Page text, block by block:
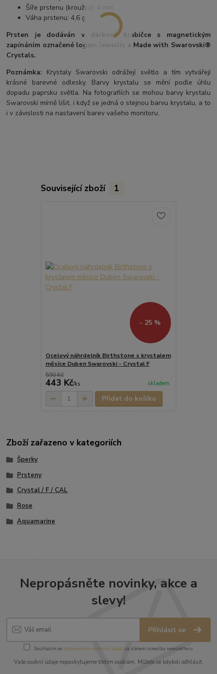
Šíře prstenu (kroužku): 4 mm
Váha prstenu: 4,6 g
Prsten je dodáván v dárkové krabičce s magnetickým
zapínáním označené logem Jewellis a Made with Swarovski®
Crystals.
Poznámka: Krystaly Swarovski odrážejí světlo a tím vytvářejí
krásné barevné odlesky. Barvy krystalu se mění podle úhlu
dopadu paprsku světla. Na fotografiích se mohou barvy krystalu
Swarovski mírně lišit, i když se jedná o stejnou barvu krystalu, a to
i v závislosti na nastavení barev vašeho monitoru.
Související zboží 1
- 25 %
Ocelový náhrdelník Birthstone s krystalem
měsíce Duben Swarovski - Crystal F
590 Kč
443 Kč/ks skladem
Přidat do košíku
Zboží zařazeno v kategoriích
Šperky
Prsteny
Crystal / F / CAL
Rose
Aquamarine
Nepropásněte novinky, akce a
slevy!
Přihlásit se
Souhlasím se zpracováním osobních údajůza účelem rozesílky newsletteru.
Vaše osobní údaje neposkytujeme třetím osobám. Můžete se kdykoli odhlásit.